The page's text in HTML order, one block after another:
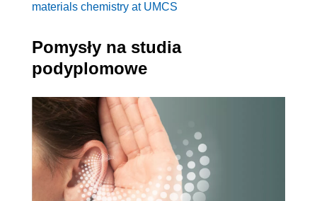
materials chemistry at UMCS
Pomysły na studia
podyplomowe